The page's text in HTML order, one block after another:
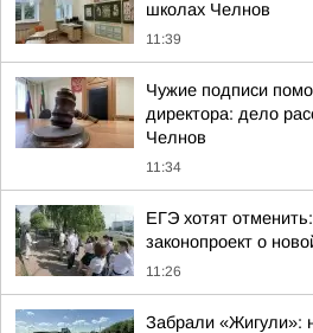
школах Челнов
11:39
Чужие подписи
директора: дело
Челнов
11:34
ЕГЭ хотят
законопроект о
11:26
Забрали «Жигули»: